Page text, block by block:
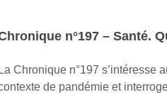
n°197 – Santé.
La Chronique n°197 s’intéresse
de pandémie et